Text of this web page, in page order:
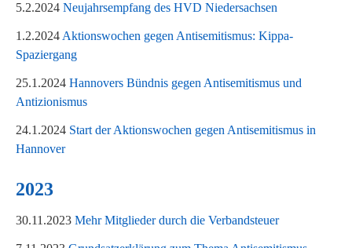
5.2.2024 Neujahrsempfang des HVD Niedersachsen
1.2.2024 Aktionswochen gegen Antisemitismus: Kippa-
Spaziergang
25.1.2024 Hannovers Bündnis gegen Antisemitismus und
Antizionismus
24.1.2024 Start der Aktionswochen gegen Antisemitismus in
Hannover
2023
30.11.2023 Mehr Mitglieder durch die Verbandsteuer